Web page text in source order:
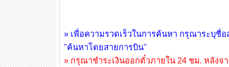
» เพื่อความรวดเร็วในการค้นหา กรุณาระบุชื่
"ค้นหาโดยสายการบิน"
» กรุณาชำระเงินออกตั๋วภายใน 24 ชม. หลังจ